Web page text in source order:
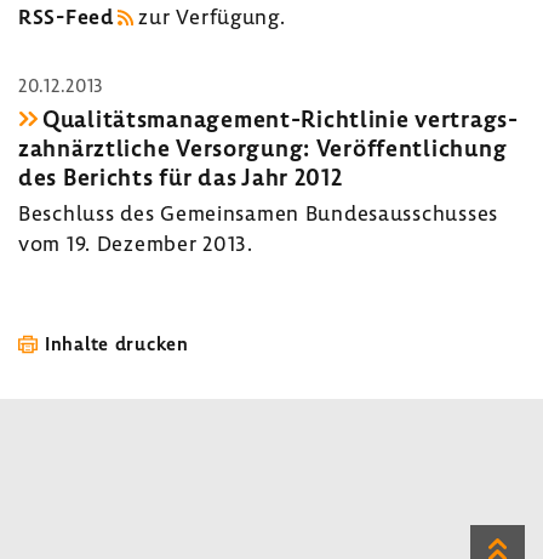
RSS-​Feed
zur Verfü­gung.
20.12.2013
Qualitätsmanagement-​Richtlinie vertrags­
zahn­ärzt­liche Versor­gung: Veröf­fent­li­chung
des Berichts für das Jahr 2012
Beschluss des Gemein­samen Bundes­aus­schusses
vom 19. Dezember 2013.
Inhalte drucken
Zum